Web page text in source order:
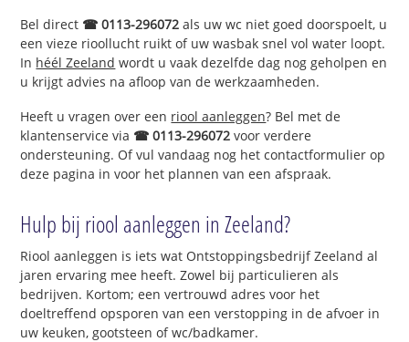
Bel direct ☎ 0113-296072 als uw wc niet goed doorspoelt, u
een vieze rioollucht ruikt of uw wasbak snel vol water loopt.
In héél Zeeland wordt u vaak dezelfde dag nog geholpen en
u krijgt advies na afloop van de werkzaamheden.
Heeft u vragen over een riool aanleggen? Bel met de
klantenservice via ☎ 0113-296072 voor verdere
ondersteuning. Of vul vandaag nog het contactformulier op
deze pagina in voor het plannen van een afspraak.
Hulp bij riool aanleggen in Zeeland?
Riool aanleggen is iets wat Ontstoppingsbedrijf Zeeland al
jaren ervaring mee heeft. Zowel bij particulieren als
bedrijven. Kortom; een vertrouwd adres voor het
doeltreffend opsporen van een verstopping in de afvoer in
uw keuken, gootsteen of wc/badkamer.